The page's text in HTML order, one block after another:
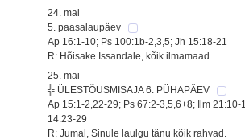
24. mai
5. paasalaupäev
Ap 16:1-10; Ps 100:1b-2,3,5; Jh 15:18-21
R: Hõisake Issandale, kõik ilmamaad.
25. mai
╬ ÜLESTÕUSMISAJA 6. PÜHAPÄEV
Ap 15:1-2,22-29; Ps 67:2-3,5,6+8; Ilm 21:10-
14:23-29
R: Jumal, Sinule laulgu tänu kõik rahvad.